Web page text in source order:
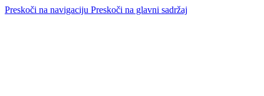
Preskoči na navigaciju Preskoči na glavni sadržaj